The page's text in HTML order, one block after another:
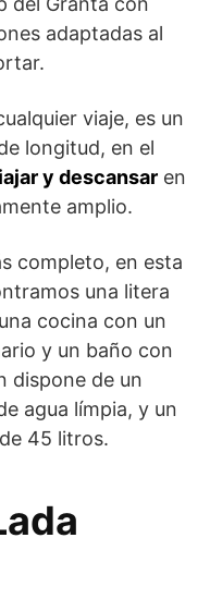
adaptadas al
viaje, es un
longitud, en el
y descansar en
amplio.
completo, en esta
una litera
cocina con un
y un baño con
dispone de un
agua límpia, y un
45 litros.